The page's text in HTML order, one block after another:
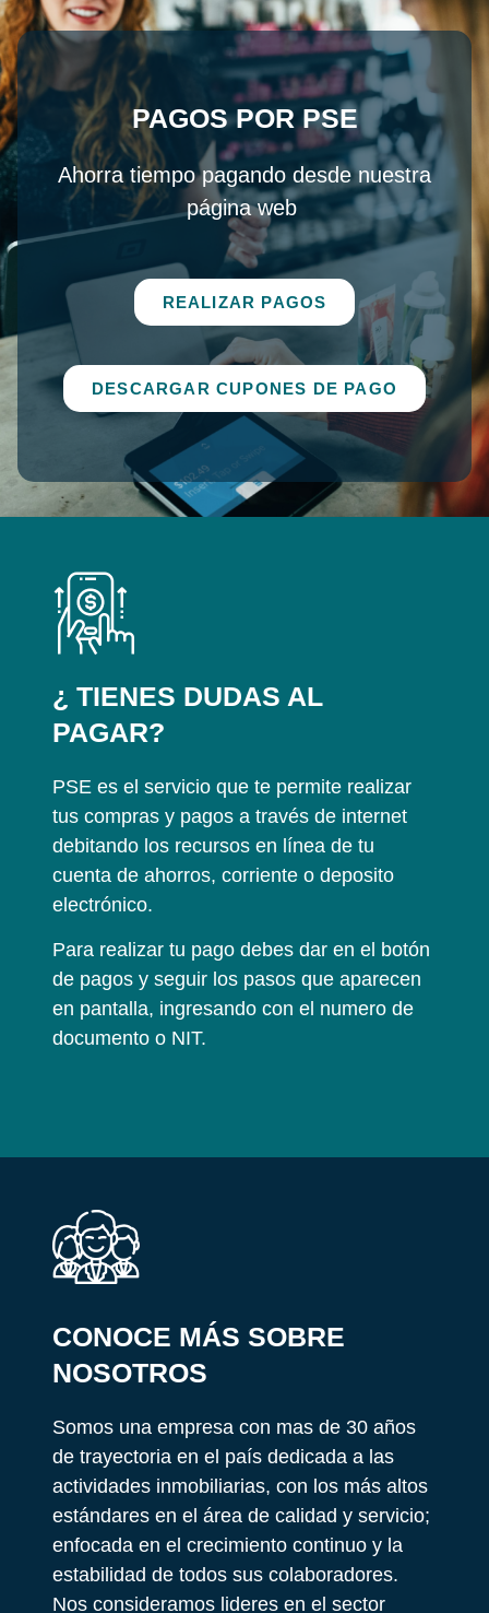
PAGOS POR PSE
Ahorra tiempo pagando desde nuestra
página web
REALIZAR PAGOS
DESCARGAR CUPONES DE PAGO
¿ TIENES DUDAS AL
PAGAR?
PSE es el servicio que te permite realizar
tus compras y pagos a través de internet
debitando los recursos en línea de tu
cuenta de ahorros, corriente o deposito
electrónico.
Para realizar tu pago debes dar en el botón
de pagos y seguir los pasos que aparecen
en pantalla, ingresando con el numero de
documento o NIT.
CONOCE MÁS SOBRE
NOSOTROS
Somos una empresa con mas de 30 años
de trayectoria en el país dedicada a las
actividades inmobiliarias, con los más altos
estándares en el área de calidad y servicio;
enfocada en el crecimiento continuo y la
estabilidad de todos sus colaboradores.
Nos consideramos lideres en el sector